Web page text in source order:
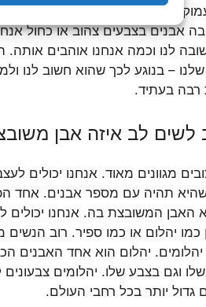
יותר. כאשר אנחנו קונים לבת
אבנים בצבעים צהוב או כחול
לנו וכמה אנחנו אוהבים
– בנוגע לכך שהוא חשוב לנו
רבה בעתיד.
לשים לב איזה אבן
מגוונים מאוד. אנחנו יכולים
תהיה עם מספר אבנים. אחד
האבן המשובצת בה. אנחנו יכולים
כמו יהלום או כמו ספיר. רוב
יהלום הוא אחד האבנים
וגם בצבע שלו. יהלומים
גדול יותר בכל רחבי העולם.